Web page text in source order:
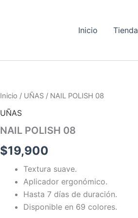
Inicio Tienda
Inicio / UÑAS / NAIL POLISH 08
UÑAS
NAIL POLISH 08
$19,900
Textura suave.
Aplicador ergonómico.
Hasta 7 días de duración.
Disponible en 69 colores.
NAIL
08